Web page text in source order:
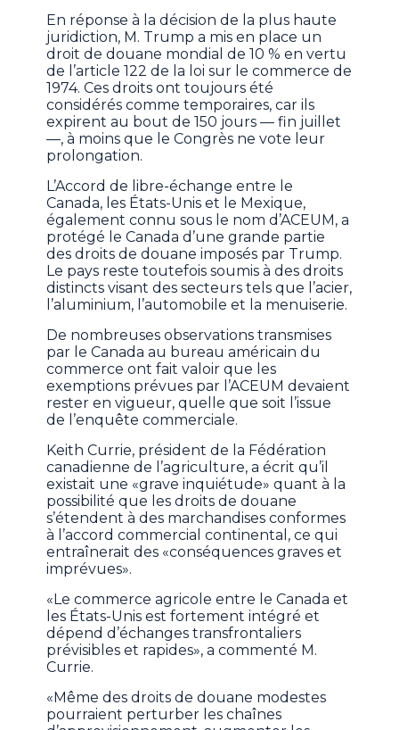
En réponse à la décision de la plus haute
juridiction, M. Trump a mis en place un
droit de douane mondial de 10 % en vertu
de l’article 122 de la loi sur le commerce de
1974. Ces droits ont toujours été
considérés comme temporaires, car ils
expirent au bout de 150 jours — fin juillet
—, à moins que le Congrès ne vote leur
prolongation.
L’Accord de libre-échange entre le
Canada, les États-Unis et le Mexique,
également connu sous le nom d’ACEUM, a
protégé le Canada d’une grande partie
des droits de douane imposés par Trump.
Le pays reste toutefois soumis à des droits
distincts visant des secteurs tels que l’acier,
l’aluminium, l’automobile et la menuiserie.
De nombreuses observations transmises
par le Canada au bureau américain du
commerce ont fait valoir que les
exemptions prévues par l’ACEUM devaient
rester en vigueur, quelle que soit l’issue
de l’enquête commerciale.
Keith Currie, président de la Fédération
canadienne de l’agriculture, a écrit qu’il
existait une «grave inquiétude» quant à la
possibilité que les droits de douane
s’étendent à des marchandises conformes
à l’accord commercial continental, ce qui
entraînerait des «conséquences graves et
imprévues».
«Le commerce agricole entre le Canada et
les États-Unis est fortement intégré et
dépend d’échanges transfrontaliers
prévisibles et rapides», a commenté M.
Currie.
«Même des droits de douane modestes
pourraient perturber les chaînes